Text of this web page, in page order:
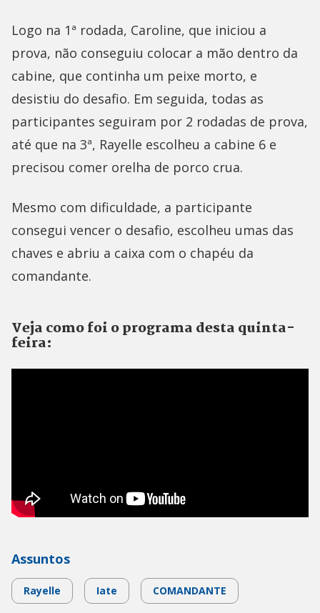
Logo na 1ª rodada, Caroline, que iniciou a
prova, não conseguiu colocar a mão dentro da
cabine, que continha um peixe morto, e
desistiu do desafio. Em seguida, todas as
participantes seguiram por 2 rodadas de prova,
até que na 3ª, Rayelle escolheu a cabine 6 e
precisou comer orelha de porco crua.
Mesmo com dificuldade, a participante
consegui vencer o desafio, escolheu umas das
chaves e abriu a caixa com o chapéu da
comandante.
Veja como foi o programa desta quinta-
feira:
Assuntos
Rayelle Iate COMANDANTE